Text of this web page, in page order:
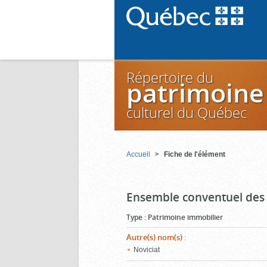
Répertoire du
patrimoine
culturel du Québec
Accueil Fiche de l'élément
Ensemble conventuel
Type : Patrimoine immobilier
Autre(s) nom(s) :
Noviciat